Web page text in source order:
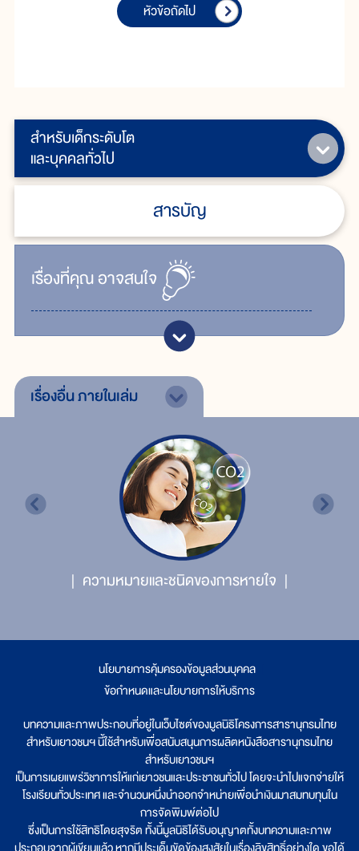
สำหรับเด็กระดับโต
และบุคคลทั่วไป
สารบัญ
เรื่ิองที่คุณอาจสนใจ
หัวข้อถัดไป
เรื่องอื่นภายในเล่ม
ความหมายและชนิดของการหายใจ
นโยบายการคุ้มครองข้อมูลส่วนบุคคล
ข้อกำหนดและนโยบายการให้บริการ
บทความและภาพประกอบที่อยู่ในเว็บไซต์ของมูลนิธิโครงการสารานุกรมไทย
สำหรับเยาวชนฯ นี้ใช้สำหรับเพื่อสนับสนุนการผลิตหนังสือสารานุกรมไทย
สำหรับเยาวชนฯ
เป็นการเผยแพร่วิชาการให้แก่เยาวชนและประชาชนทั่วไป โดยจะนำไปแจกจ่ายให้
โรงเรียนทั่วประเทศ และจำนวนหนึ่งนำออกจำหน่ายเพื่อนำเงินมาสมทบทุนใน
การจัดพิมพ์ต่อไป
ซึ่งเป็นการใช้สิทธิโดยสุจริต ทั้งนี้มูลนิธิได้รับอนุญาตทั้งบทความและภาพ